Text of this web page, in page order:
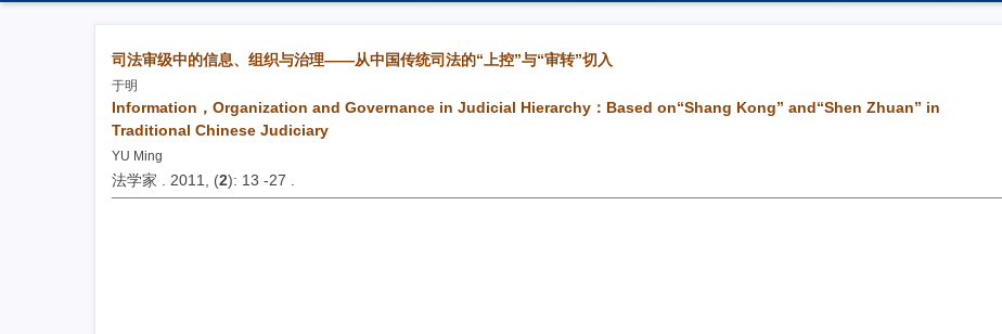
司法审级中的信息、组织与治理——从中国传统司法的“上控”与“审转”切入
于明
Information，Organization and Governance in Judicial Hierarchy：Based on“Shang Kong” and“Shen Zhuan” in
Traditional Chinese Judiciary
YU Ming
法学家 . 2011, (2): 13 -27 .